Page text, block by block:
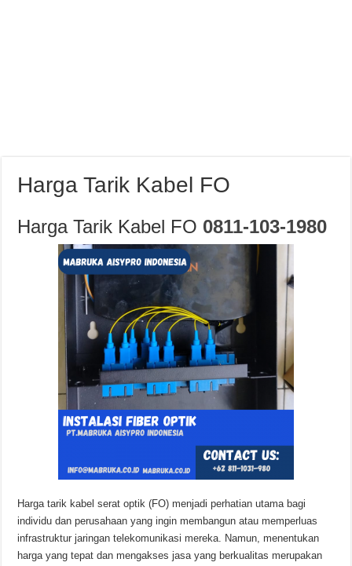
Harga Tarik Kabel FO
Harga Tarik Kabel FO 0811-103-1980
Harga tarik kabel serat optik (FO) menjadi perhatian utama bagi
individu dan perusahaan yang ingin membangun atau memperluas
infrastruktur jaringan telekomunikasi mereka. Namun, menentukan
harga yang tepat dan mengakses jasa yang berkualitas merupakan